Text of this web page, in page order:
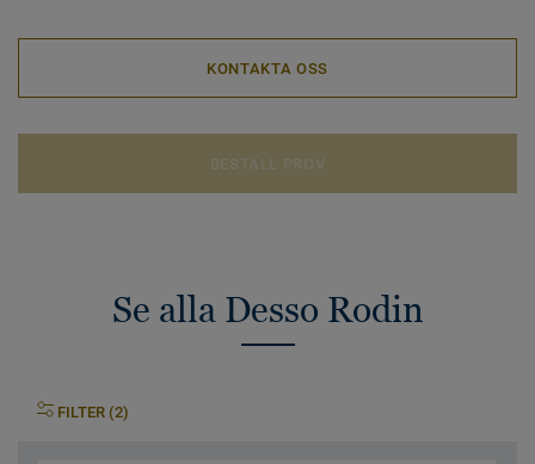
KONTAKTA OSS
Se alla Desso Rodin
FILTER (2)